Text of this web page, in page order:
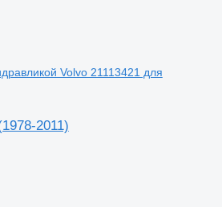
Volvo 21113421 для
2011)